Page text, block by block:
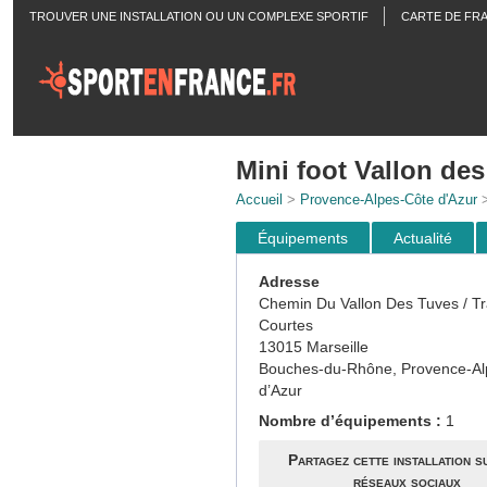
TROUVER UNE INSTALLATION OU UN COMPLEXE SPORTIF CARTE DE
Mini foot Vallon
Accueil > Provence-Alpes-Côte d'Azur
Équipements Actualité
Adresse
Chemin Du Vallon Des Tuves /
Courtes
13015 Marseille
Bouches-du-Rhône, Provence-
d’Azur
Nombre d’équipements : 1
Partagez cette installation
réseaux sociaux